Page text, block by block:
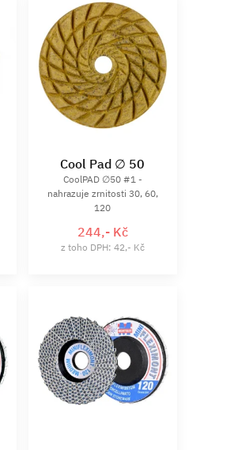
Cool Pad ∅ 50
CoolPAD ∅50 #1 -
nahrazuje zrnitosti 30, 60,
120
244,- Kč
z toho DPH: 42,- Kč